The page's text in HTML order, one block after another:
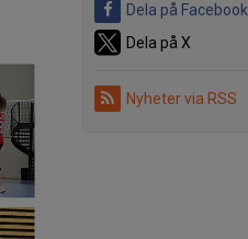
Dela på Facebook
Dela på X
Nyheter via RSS